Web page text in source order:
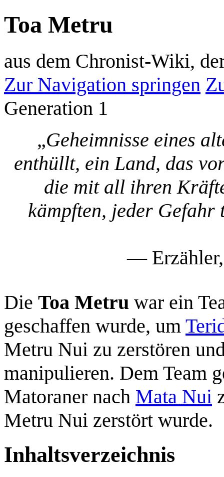
Toa Metru
aus dem Chronist-Wiki,
Zur Navigation springen
Generation 1
„Geheimnisse eines
enthüllt, ein Land, das
die mit all ihren
kämpften, jeder Gefahr
—
Die Toa Metru war ein
geschaffen wurde, um
Metru Nui zu zerstören
manipulieren. Dem Team
Matoraner nach Mata Nui
Metru Nui zerstört wurde.
Inhaltsverzeichnis